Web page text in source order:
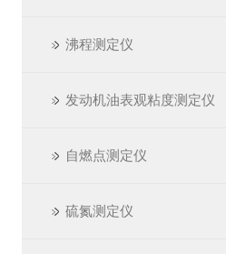
沸程测定仪
发动机油表观粘度测定仪
自燃点测定仪
硫氮测定仪